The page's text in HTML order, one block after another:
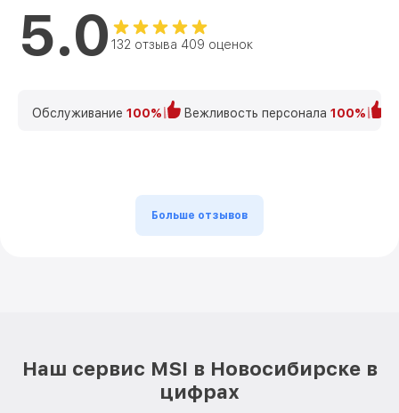
5.0 132 отзыва 409 оценок
Обслуживание 100% Вежливость персонала 100%
Больше отзывов
Наш сервис MSI в Новосибирске в
цифрах